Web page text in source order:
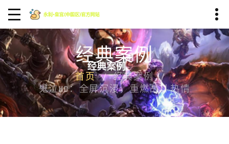
经典案例
首页
经典案例
鬼泣HD：全屏沉浸，重燃战斗热情